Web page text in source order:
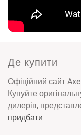
Де купити
Офіційний сайт
Купуйте
дилерів,
придбати